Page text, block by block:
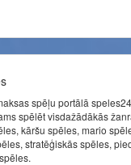
spēļu portālā
spēlēt visdažādākās
kāršu spēles, mario
stratēģiskās spēles,